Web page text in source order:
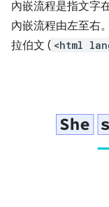
內嵌流程是指文字
內嵌流程由左至右
拉伯文 ( <html